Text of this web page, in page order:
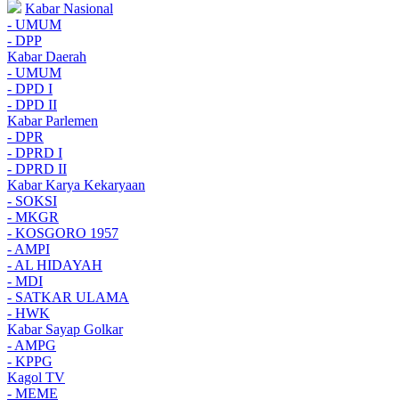
Kabar Nasional
- UMUM
- DPP
Kabar Daerah
- UMUM
- DPD I
- DPD II
Kabar Parlemen
- DPR
- DPRD I
- DPRD II
Kabar Karya Kekaryaan
- SOKSI
- MKGR
- KOSGORO 1957
- AMPI
- AL HIDAYAH
- MDI
- SATKAR ULAMA
- HWK
Kabar Sayap Golkar
- AMPG
- KPPG
Kagol TV
- MEME